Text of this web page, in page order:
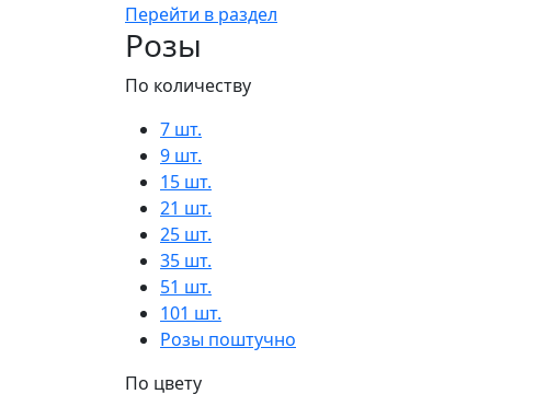
Перейти в раздел
Розы
По количеству
7 шт.
9 шт.
15 шт.
21 шт.
25 шт.
35 шт.
51 шт.
101 шт.
Розы поштучно
По цвету